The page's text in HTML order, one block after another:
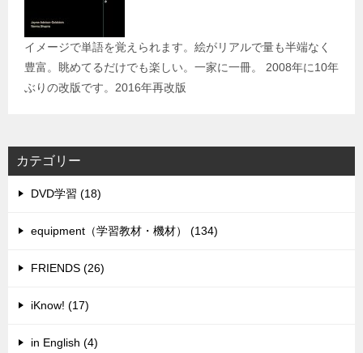
イメージで単語を覚えられます。絵がリアルで量も半端なく
豊富。眺めてるだけでも楽しい。一家に一冊。 2008年に10年
ぶりの改版です。2016年再改版
カテゴリー
DVD学習 (18)
equipment（学習教材・機材） (134)
FRIENDS (26)
iKnow! (17)
in English (4)